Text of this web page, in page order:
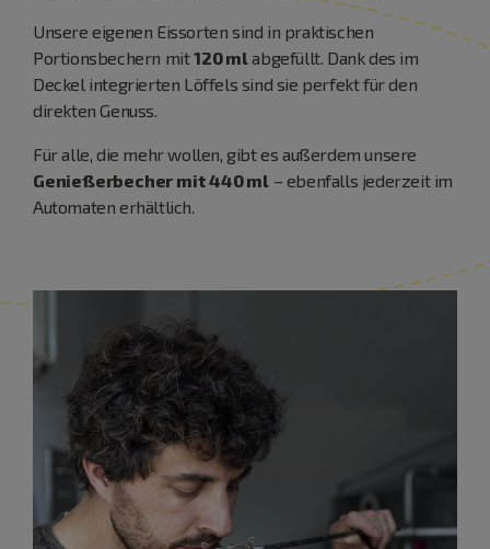
Unsere eigenen Eissorten sind in praktischen
Portionsbechern mit120 mlabgefüllt. Dank des im
Deckel integrierten Löffels sind sie perfekt für den
direkten Genuss.
Für alle, die mehr wollen, gibt es außerdem unsere
Genießerbecher mit 440 ml – ebenfalls jederzeit im
Automaten erhältlich.